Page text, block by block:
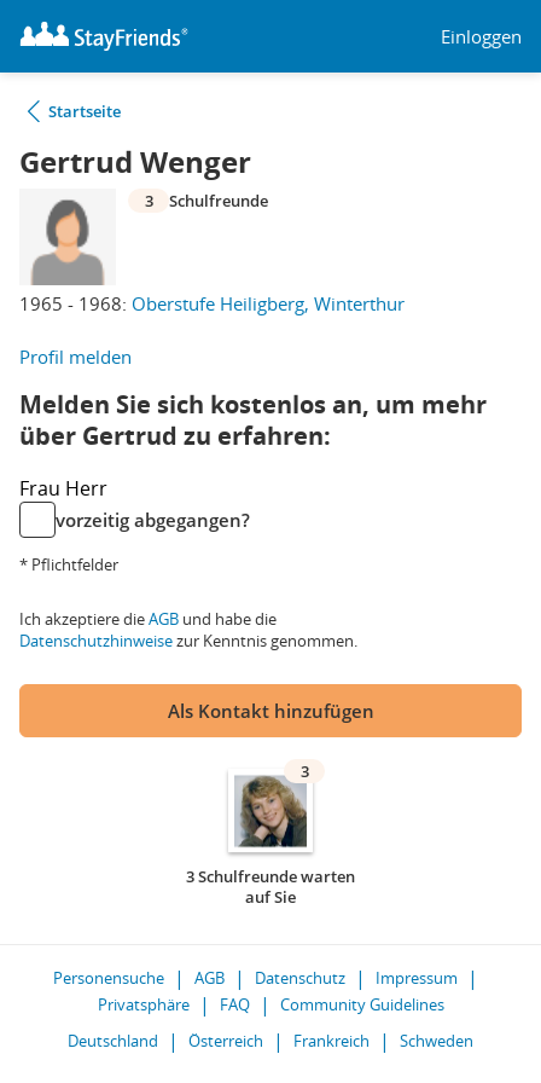
Einloggen
Startseite
Gertrud Wenger
1965 - 1968: Oberstufe Heiligberg, Winterthur
3 Schulfreunde
Profil melden
Melden Sie sich kostenlos an, um mehr
über Gertrud zu erfahren:
Frau Herr
vorzeitig abgegangen?
* Pflichtfelder
Ich akzeptiere dieAGB und habe die
Datenschutzhinweisezur Kenntnis genommen.
Als Kontakt hinzufügen
3
3 Schulfreunde warten
auf Sie
Personensuche AGB Datenschutz
Impressum
Privatsphäre
FAQ
Community Guidelines
Deutschland
Österreich Frankreich Schweden